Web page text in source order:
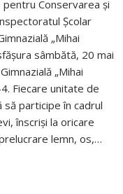
pentru Conservarea şi
Şcolar
„Mihai
sâmbătă, 20 mai
„Mihai
Fiecare unitate de
participe în cadrul
înscrişi la oricare
lemn, os,…